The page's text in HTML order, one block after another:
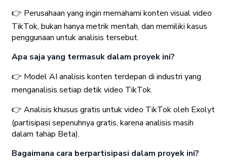
👉 Perusahaan yang ingin memahami konten visual video
TikTok, bukan hanya metrik mentah, dan memiliki kasus
penggunaan untuk analisis tersebut.
Apa saja yang termasuk dalam proyek ini?
👉 Model AI analisis konten terdepan di industri yang
menganalisis setiap detik video TikTok.
👉 Analisis khusus gratis untuk video TikTok oleh Exolyt
(partisipasi sepenuhnya gratis, karena analisis masih
dalam tahap Beta).
Bagaimana cara berpartisipasi dalam proyek ini?